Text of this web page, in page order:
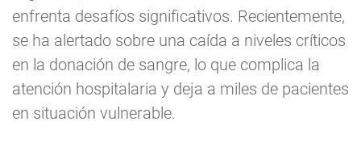
enfrenta desafíos significativos. Recientemente,
se ha alertado sobre una caída a niveles críticos
en la donación de sangre, lo que complica la
atención hospitalaria y deja a miles de pacientes
en situación vulnerable.